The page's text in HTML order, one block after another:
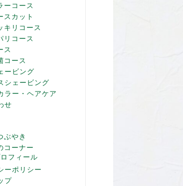
ーコース
スカット
キリコース
リコース
ス
コース
ービング
シェービング
ラー・ヘアケア
せ
ぶやき
コーナー
フィール
ーポリシー
プ